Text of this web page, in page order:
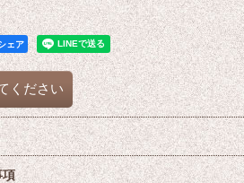
ェア
ください
項